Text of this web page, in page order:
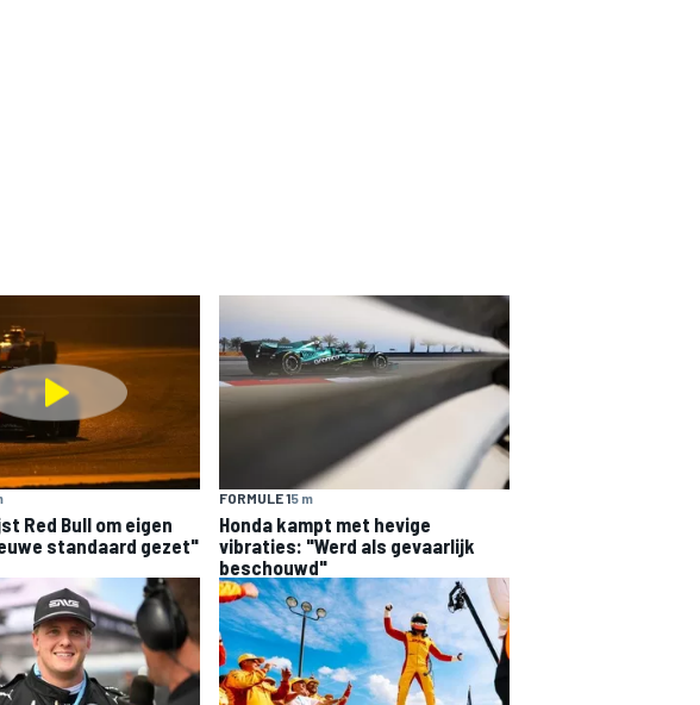
Red Bull om eigen
standaard gezet"
FORMULE 15 m
Honda kampt met hevige
vibraties: "Werd als gevaarlijk
beschouwd"